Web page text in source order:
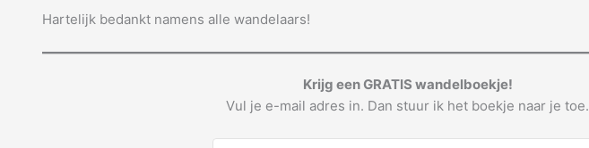
Hartelijk bedankt namens alle wandelaars!
Krijg een GRATIS wandelboekje!
Vul je e-mail adres in. Dan stuur ik het boekje naar je toe.